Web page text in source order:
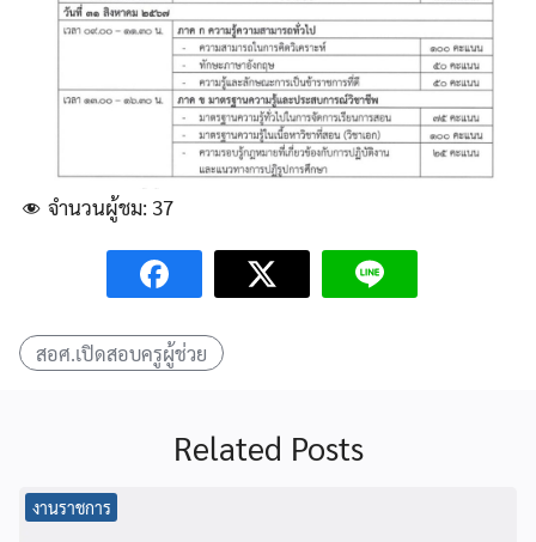
จำนวนผู้ชม: 37
สอศ.เปิดสอบครูผู้ช่วย
Related Posts
งานราชการ